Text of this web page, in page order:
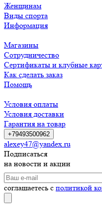
Женщинам
Виды спорта
Информация
Магазины
Сотрудничество
Сертификаты и клубные
Как сделать заказ
Помощь
Условия оплаты
Условия доставки
Гарантия на товар
+79493500962
alexey47@yandex.ru
Подписаться
на новости и акции
соглашаетесь с политикой